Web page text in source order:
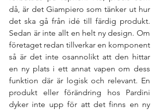
då, är det Giampiero som tänker ut hur
det ska gå från idé till färdig produkt.
Sedan är inte allt en helt ny design. Om
företaget redan tillverkar en komponent
så är det inte osannolikt att den hittar
en ny plats i ett annat vapen om dess
funktion där är logisk och relevant. En
produkt eller förändring hos Pardini
dyker inte upp för att det finns en ny